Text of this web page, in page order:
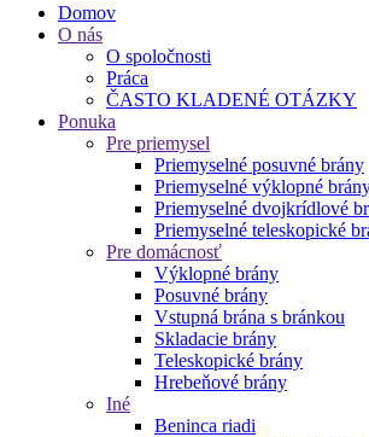
Domov
O nás
O spoločnosti
Práca
ČASTO KLADENÉ OTÁZKY
Ponuka
Pre priemysel
Priemyselné posuvné brány
Priemyselné výklopné
Priemyselné dvojkrídlové
Priemyselné teleskopické
Pre domácnosť
Výklopné brány
Posuvné brány
Vstupná brána s bránkou
Skladacie brány
Teleskopické brány
Hrebeňové brány
Iné
Beninca riadi